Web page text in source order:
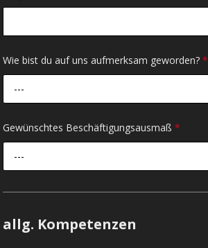
Wie bist du auf uns aufmerksam geworden?*
---
Gewünschtes Beschäftigungsausmaß*
---
allg. Kompetenzen